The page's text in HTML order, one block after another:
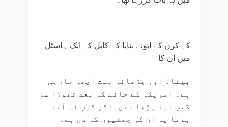
کہ کزن کے ابونے بتایا کہ کابل کہ ایک ہاسٹل
میں ان کا
بیٹا۔ اور پڑھائی بہت اچھی جارہی
ہے۔ امریکہ کے جانے کہ بعد تھوڑا سا
گیپ آیا پڑھا میں۔اگر گیپ نہ آیا
ہوتا یہ ان کی چھٹیوں کہ دن ہے۔